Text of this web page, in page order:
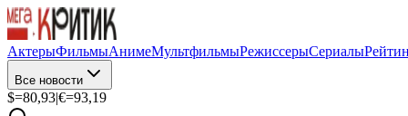
АктерыФильмыАнимеМультфильмыРежиссерыСериалы
Все новости
$=80,93|€=93,19